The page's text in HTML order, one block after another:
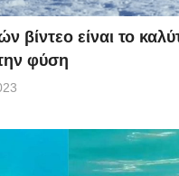
βίντεο είναι το
φύση